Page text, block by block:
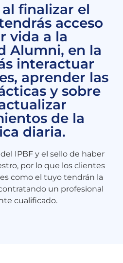
finalizar el
acceso
vida a la
Alumni, en la
interactuar
aprender las
y sobre
de la
diaria.
IPBF y el sello de haber
por lo que los clientes
como el tuyo tendrán la
un profesional
cualificado.